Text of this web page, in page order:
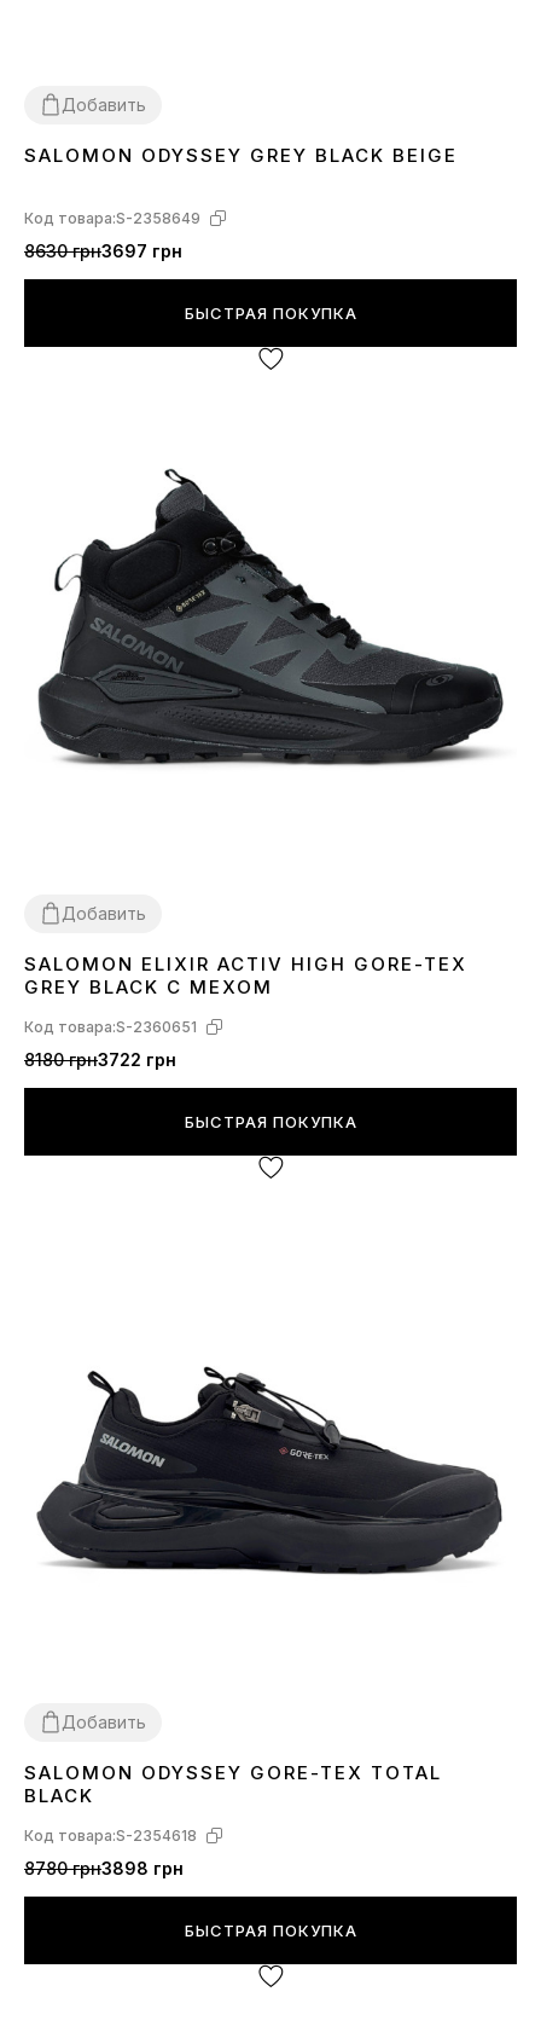
Добавить
4244
SALOMON ODYSSEY GREY BLACK BEIGE
Код товара:S-2358649
8630 грн3697 грн
БЫСТРАЯ ПОКУПКА
Добавить
414344 46
SALOMON ELIXIR ACTIV HIGH GORE-TEX
GREY BLACK С МЕХОМ
Код товара:S-2360651
8180 грн3722 грн
БЫСТРАЯ ПОКУПКА
Добавить
414243 44 45
SALOMON ODYSSEY GORE-TEX TOTAL
BLACK
Код товара:S-2354618
8780 грн3898 грн
БЫСТРАЯ ПОКУПКА